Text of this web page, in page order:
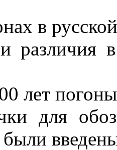
в
различия
лет
для
были